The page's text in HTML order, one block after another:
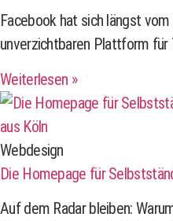
Facebook hat sich längst
unverzichtbaren Plattform
Weiterlesen »
Webdesign
Die Homepage für
Auf dem Radar bleiben: